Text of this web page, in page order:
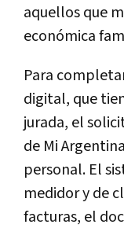
aquellos que
económica
Para
digital, que
jurada, el
de Mi
personal. El
medidor y de
facturas, el